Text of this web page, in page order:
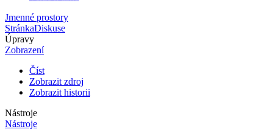
Jmenné prostory
StránkaDiskuse
Úpravy
Zobrazení
Číst
Zobrazit zdroj
Zobrazit historii
Nástroje
Nástroje